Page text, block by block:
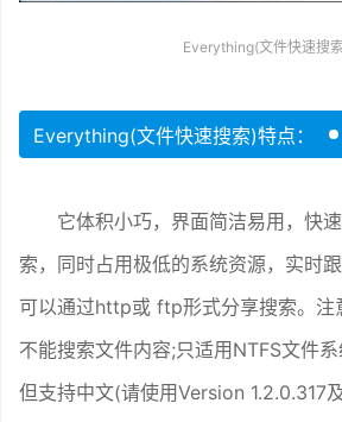
Everything(文件快速搜
Everything(文件快速搜索)特点：
它体积小巧，界面简洁易用，快
索，同时占用极低的系统资源，实时
可以通过http或 ftp形式分享搜索。注
不能搜索文件内容;只适用NTFS文件
但支持中文(请使用Version 1.2.0.317